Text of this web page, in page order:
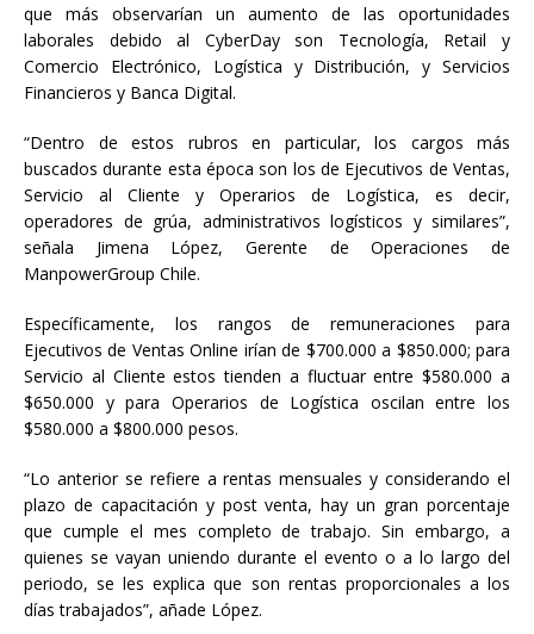
que más observarían un aumento de las oportunidades
laborales debido al CyberDay son Tecnología, Retail y
Comercio Electrónico, Logística y Distribución, y Servicios
Financieros y Banca Digital.
“Dentro de estos rubros en particular, los cargos más
buscados durante esta época son los de Ejecutivos de Ventas,
Servicio al Cliente y Operarios de Logística, es decir,
operadores de grúa, administrativos logísticos y similares”,
señala Jimena López, Gerente de Operaciones de
ManpowerGroup Chile.
Específicamente, los rangos de remuneraciones para
Ejecutivos de Ventas Online irían de $700.000 a $850.000; para
Servicio al Cliente estos tienden a fluctuar entre $580.000 a
$650.000 y para Operarios de Logística oscilan entre los
$580.000 a $800.000 pesos.
“Lo anterior se refiere a rentas mensuales y considerando el
plazo de capacitación y post venta, hay un gran porcentaje
que cumple el mes completo de trabajo. Sin embargo, a
quienes se vayan uniendo durante el evento o a lo largo del
periodo, se les explica que son rentas proporcionales a los
días trabajados”, añade López.